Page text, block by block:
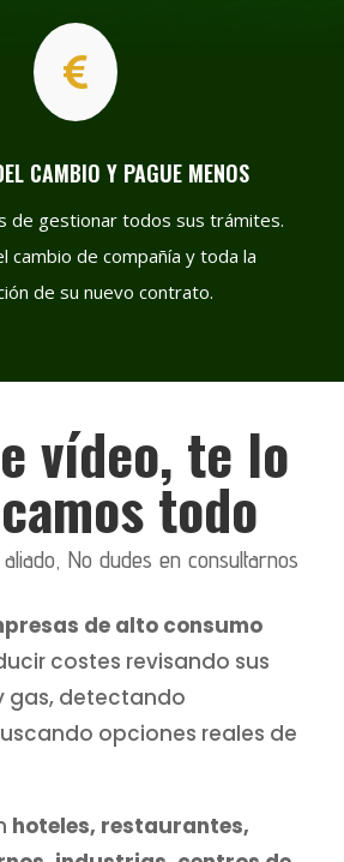

CAMBIO Y PAGUE MENOS
de gestionar todos sus trámites.
cambio de compañía y toda la
de su nuevo contrato.
vídeo, te lo
todo
No dudes en consultarnos
de alto consumo
costes revisando sus
gas, detectando
opciones reales de
hoteles, restaurantes,